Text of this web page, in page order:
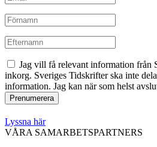
Jag vill få relevant information från
inkorg. Sveriges Tidskrifter ska inte
information. Jag kan när som helst
Lyssna här
VÅRA SAMARBETSPARTNERS